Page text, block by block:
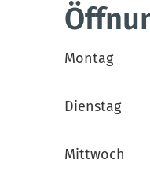
Montag
Dienstag
Mittwoch